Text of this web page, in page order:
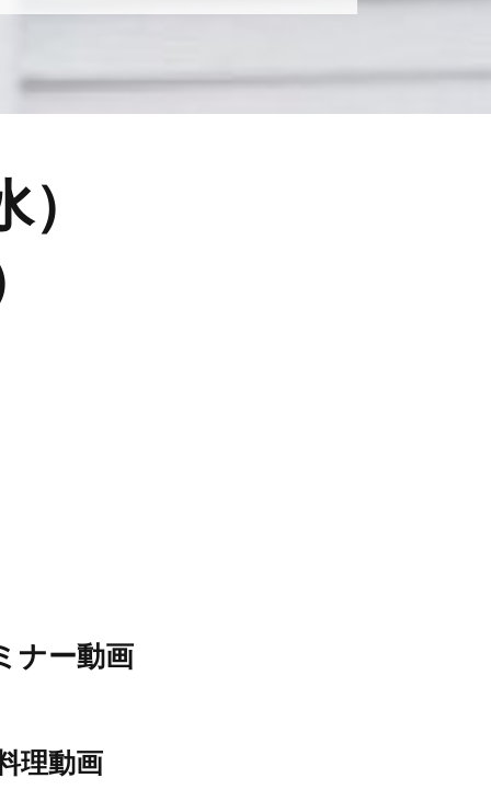
ナー動画
理動画